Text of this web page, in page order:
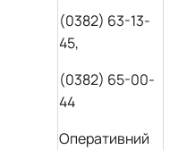
(0382) 63-13-
45,
(0382) 65-00-
44
Оперативний